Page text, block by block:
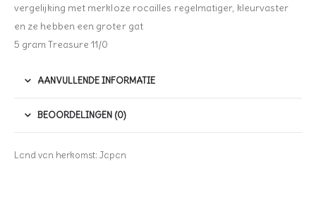
vergelijking met merkloze rocailles regelmatiger, kleurvaster
en ze hebben een groter gat
5 gram Treasure 11/0
AANVULLENDE INFORMATIE
BEOORDELINGEN (0)
Land van herkomst: Japan